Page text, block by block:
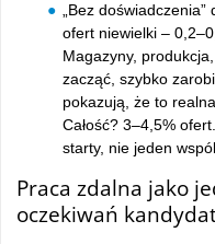
„Bez
ofert niewielki –
Magazyny,
zacząć, szybko
pokazują, że to
Całość? 3–4,5%
starty, nie jeden
Praca zdalna jako
oczekiwań